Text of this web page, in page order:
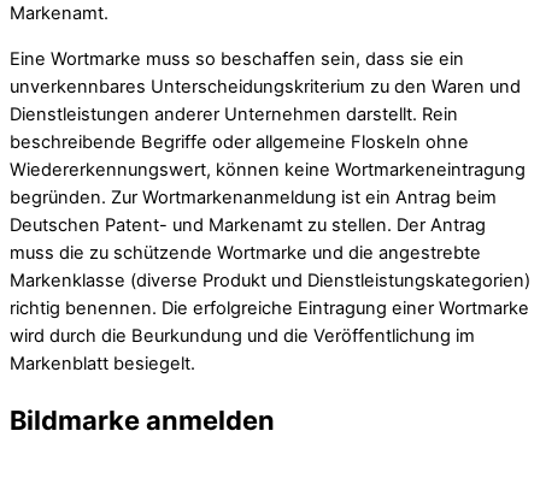
Markenamt.
Eine Wortmarke muss so beschaffen sein, dass sie ein
unverkennbares Unterscheidungskriterium zu den Waren und
Dienstleistungen anderer Unternehmen darstellt. Rein
beschreibende Begriffe oder allgemeine Floskeln ohne
Wiedererkennungswert, können keine Wortmarkeneintragung
begründen. Zur Wortmarkenanmeldung ist ein Antrag beim
Deutschen Patent- und Markenamt zu stellen. Der Antrag
muss die zu schützende Wortmarke und die angestrebte
Markenklasse (diverse Produkt und Dienstleistungskategorien)
richtig benennen. Die erfolgreiche Eintragung einer Wortmarke
wird durch die Beurkundung und die Veröffentlichung im
Markenblatt besiegelt.
Bildmarke anmelden